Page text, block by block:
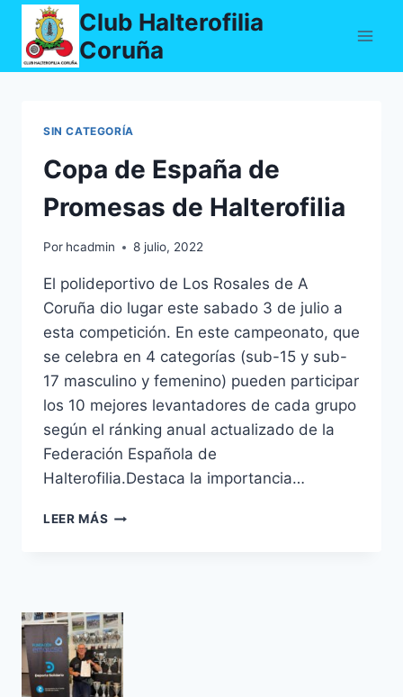
Saltar
contenido
Club Halterofilia
Coruña
SIN CATEGORÍA
Copa de España de
Promesas de Halterofilia
Por hcadmin 8 julio, 2022
El polideportivo de Los Rosales de A
Coruña dio lugar este sabado 3 de julio a
esta competición. En este campeonato, que
se celebra en 4 categorías (sub-15 y sub-
17 masculino y femenino) pueden participar
los 10 mejores levantadores de cada grupo
según el ránking anual actualizado de la
Federación Española de
Halterofilia.Destaca la importancia…
LEER MÁS COPA
DE
HALTEROFILIA